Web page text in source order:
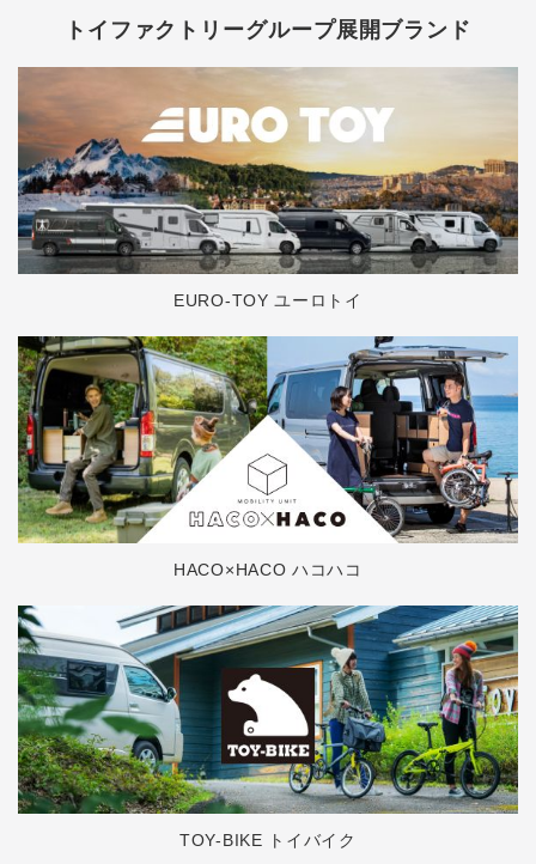
トイファクトリーグループ展開ブランド
EURO-TOY ユーロトイ
HACO×HACO ハコハコ
TOY-BIKE トイバイク